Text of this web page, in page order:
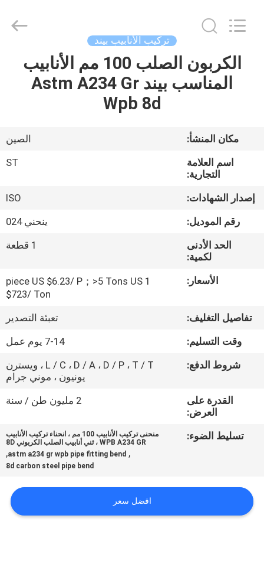
منزل
أشرطة
فيديو
عرض
الواقع
الافتراضي
المعمل
ضبط
الجودة
بنا
تركيب الأنابيب بيند
الكربون الصلب 100 مم الأنابيب
المناسب بيند Astm A234 Gr
Wpb 8d
مكان المنشأ:
الصين
اسم العلامة
التجارية:
ST
إصدار الشهادات:
ISO
رقم الموديل:
ينحني 024
الحد الأدنى
لكمية:
1 قطعة
الأسعار:
1 piece US $6.23/ P；>5 Tons US
$723/ Ton
تفاصيل التغليف:
تعبئة التصدير
وقت التسليم:
7-14 يوم عمل
شروط الدفع:
L / C ، D / A ، D / P ، T / T ، ويسترن
يونيون ، موني جرام
القدرة على
العرض:
2 مليون طن / سنة
تسليط الضوء:
منحنى تركيب الأنابيب 100 مم ، انحناء تركيب الأنابيب
WPB A234 GR ، ثني أنابيب الصلب الكربوني 8D
,
astm a234 gr wpb pipe fitting bend
,
8d carbon steel pipe bend
افضل سعر